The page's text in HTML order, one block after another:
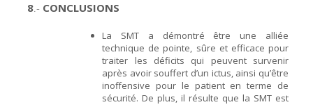
8.- CONCLUSIONS
La SMT a démontré être une alliée
technique de pointe, sûre et efficace pour
traiter les déficits qui peuvent survenir
après avoir souffert d’un ictus, ainsi qu’être
inoffensive pour le patient en terme de
sécurité. De plus, il résulte que la SMT est